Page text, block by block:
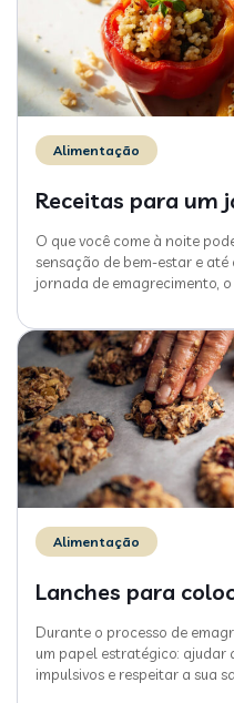
Alimentação
Receitas para um
O que você come à noite
sensação de bem-estar e até
jornada de emagrecimento, o
Alimentação
Lanches para
Durante o processo de
um papel estratégico: ajudar
impulsivos e respeitar a sua